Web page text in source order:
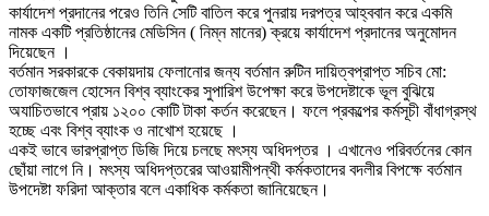
কার্যাদেশ প্রদানের পরেও তিনি সেটি বাতিল করে পুনরায় দরপত্র আহ্ববান করে একমি
নামক একটি প্রতিষ্ঠানের মেডিসিন ( নিম্ন মানের) ক্রয়ে কার্যাদেশ প্রদানের অনুমোদন
দিয়েছেন ।
বর্তমান সরকারকে বেকায়দায় ফেলানোর জন্য বর্তমান রুটিন দায়িত্বপ্রাপ্ত সচিব মো:
তোফাজজেল হোসেন বিশ্ব ব্যাংকের সুপারিশ উপেক্ষা করে উপদেষ্টাকে ভূল বুঝিয়ে
অযাচিতভাবে প্রায় ১২০০ কোটি টাকা কর্তন করেছেন। ফলে প্রকল্পের কর্মসূচী বাঁধাগ্রস্থ
হচ্ছে এবং বিশ্ব ব্যাংক ও নাখোশ হয়েছে ।
একই ভাবে ভারপ্রাপ্ত ডিজি দিয়ে চলছে মৎস্য অধিদপ্তর । এখানেও পরিবর্তনের কোন
ছোঁয়া লাগে নি। মৎস্য অধিদপ্তরের আওয়ামীপন্থী কর্মকতাদের বদলীর বিপক্ষে বর্তমান
উপদেষ্টা ফরিদা আক্তার বলে একাধিক কর্মকতা জানিয়েছেন।